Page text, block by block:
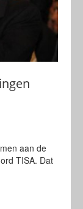
aan de
TISA. Dat